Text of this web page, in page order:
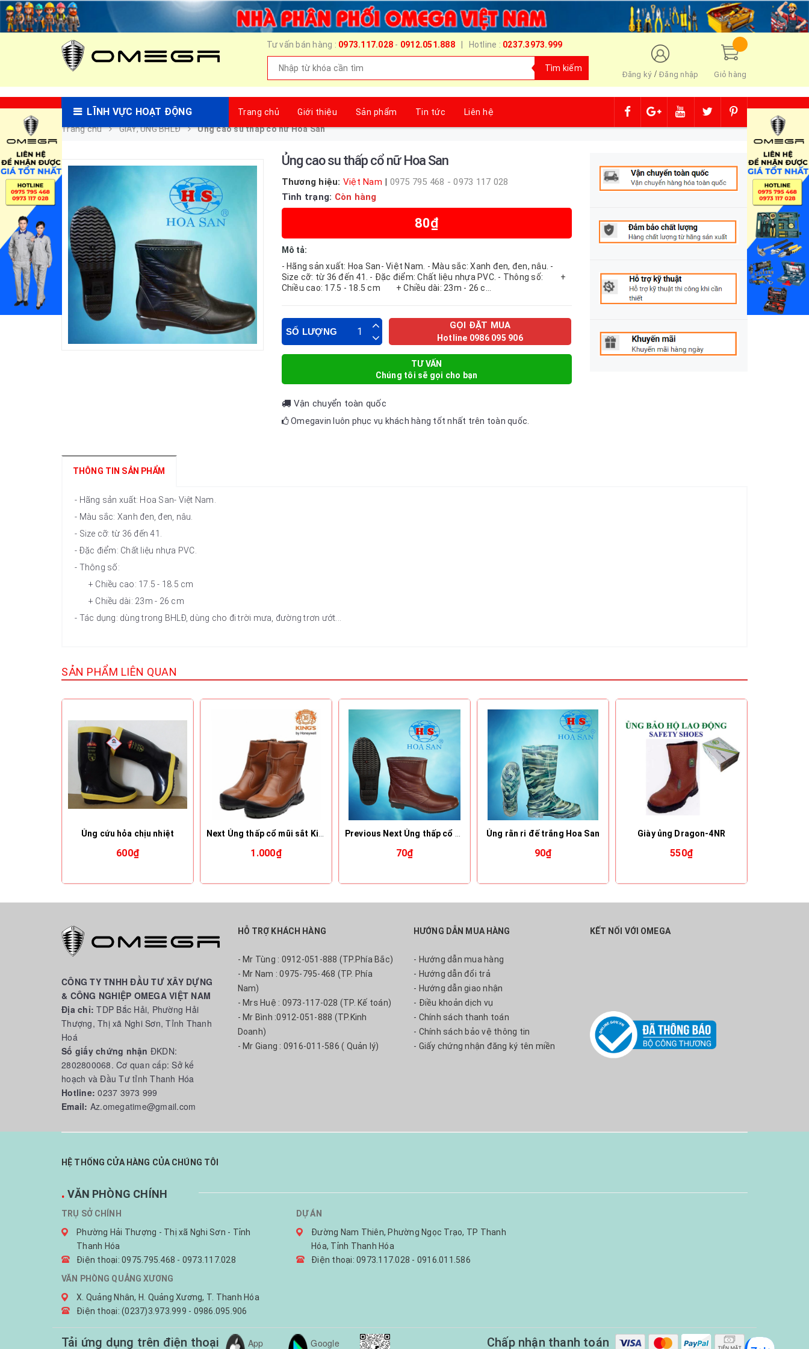
Tư vấn bán hàng : 0973.117.028 - 0912.051.888| Hotline : 0237.3973.999
Tìm kiếm
Đăng ký/Đăng nhập Giỏ hàng
LĨNH VỰC HOẠT ĐỘNG Trang chủ Giới thiệu Sản phẩm Tin tức
Liên hệ
Trang chủ
GIÀY, ỦNG BHLĐ Ủng cao su thấp cổ nữ Hoa San
Ủng cao su thấp cổ nữ Hoa San
Thương hiệu: Việt Nam | 0975 795 468 - 0973 117 028
Tình trạng: Còn hàng
80₫
Mô tả:
- Hãng sản xuất: Hoa San- Việt Nam. - Màu sắc: Xanh đen, đen, nâu. -
Size cỡ: từ 36 đến 41. - Đặc điểm: Chất liệu nhựa PVC. - Thông số: +
Chiều cao: 17.5 - 18.5 cm + Chiều dài: 23m - 26 c...
SỐ LƯỢNG
GỌI ĐẶT MUA
Hotline 0986 095 906
TƯ VẤN
Chúng tôi sẽ gọi cho bạn
Vận chuyển toàn quốc
Omegavin luôn phục vụ khách hàng tốt nhất trên toàn quốc.
THÔNG TIN SẢN PHẨM
- Hãng sản xuất: Hoa San- Việt Nam.
- Màu sắc: Xanh đen, đen, nâu.
- Size cỡ: từ 36 đến 41.
- Đặc điểm: Chất liệu nhựa PVC.
- Thông số:
+ Chiều cao: 17.5 - 18.5 cm
+ Chiều dài: 23m - 26 cm
- Tác dụng: dùng trong BHLĐ, dùng cho đi trời mưa, đường trơn ướt...
SẢN PHẨM LIÊN QUAN
Ủng cứu hỏa chịu nhiệt
600₫ 1.000₫ 70₫
Ủng rằn ri đế trắng Hoa San
90₫
Giày ủng Dragon-4NR
550₫
CÔNG TY TNHH ĐẦU TƯ XÂY DỰNG
& CÔNG NGHIỆP OMEGA VIỆT NAM
Địa chỉ:TDP Bắc Hải, Phường Hải
Thượng, Thị xã Nghi Sơn, Tỉnh Thanh
Hoá
Số giấy chứng nhận ĐKDN:
2802800068. Cơ quan cấp: Sở kế
hoạch và Đầu Tư tỉnh Thanh Hóa
Hotline:0237 3973 999
Email: Az.omegatime@gmail.com
HỖ TRỢ KHÁCH HÀNG
- Mr Tùng : 0912-051-888 (TP.Phía Bắc)
- Mr Nam : 0975-795-468 (TP. Phía
Nam)
- Mrs Huệ : 0973-117-028 (TP. Kế toán)
- Mr Bình :0912-051-888 (TP.Kinh
Doanh)
- Mr Giang : 0916-011-586 ( Quản lý)
HƯỚNG DẪN MUA HÀNG
- Hướng dẫn mua hàng
- Hướng dẫn đổi trả
- Hướng dẫn giao nhận
- Điều khoản dịch vụ
- Chính sách thanh toán
- Chính sách bảo vệ thông tin
- Giấy chứng nhận đăng ký tên miền
KẾT NỐI VỚI OMEGA
HỆ THỐNG CỬA HÀNG CỦA CHÚNG TÔI
. VĂN PHÒNG CHÍNH
TRỤ SỞ CHÍNH
Phường Hải Thượng - Thị xã Nghi Sơn - Tỉnh
Thanh Hóa
Điện thoại: 0975.795.468 - 0973.117.028
DỰ ÁN
Đường Nam Thiên, Phường Ngọc Trạo, TP Thanh
Hóa, Tỉnh Thanh Hóa
Điện thoại: 0973.117.028 - 0916.011.586
VĂN PHÒNG QUẢNG XƯƠNG
X. Quảng Nhân, H. Quảng Xương, T. Thanh Hóa
Điện thoại: (0237)3.973.999 - 0986.095.906
Tải ứng dụng trên điện thoại App Google Chấp nhận thanh toán